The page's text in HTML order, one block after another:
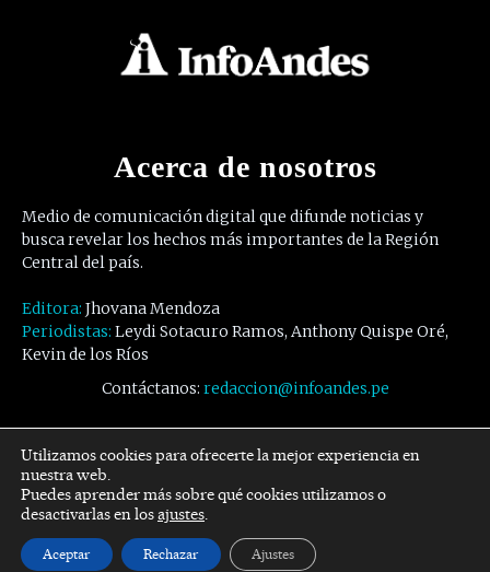
Acerca de nosotros
Medio de comunicación digital que difunde noticias y
busca revelar los hechos más importantes de la Región
Central del país.
Editora: Jhovana Mendoza
Periodistas: Leydi Sotacuro Ramos, Anthony Quispe Oré,
Kevin de los Ríos
Contáctanos: redaccion@infoandes.pe
Síguenos
Facebook Twitter Youtube
Utilizamos cookies para ofrecerte la mejor experiencia en
nuestra web.
Puedes aprender más sobre qué cookies utilizamos o
desactivarlas en losajustes.
Aceptar Rechazar Ajustes